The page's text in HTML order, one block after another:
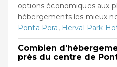
options économiques aux
hébergements les mieux
Ponta Pora, Herval Park
Combien
près du centre de